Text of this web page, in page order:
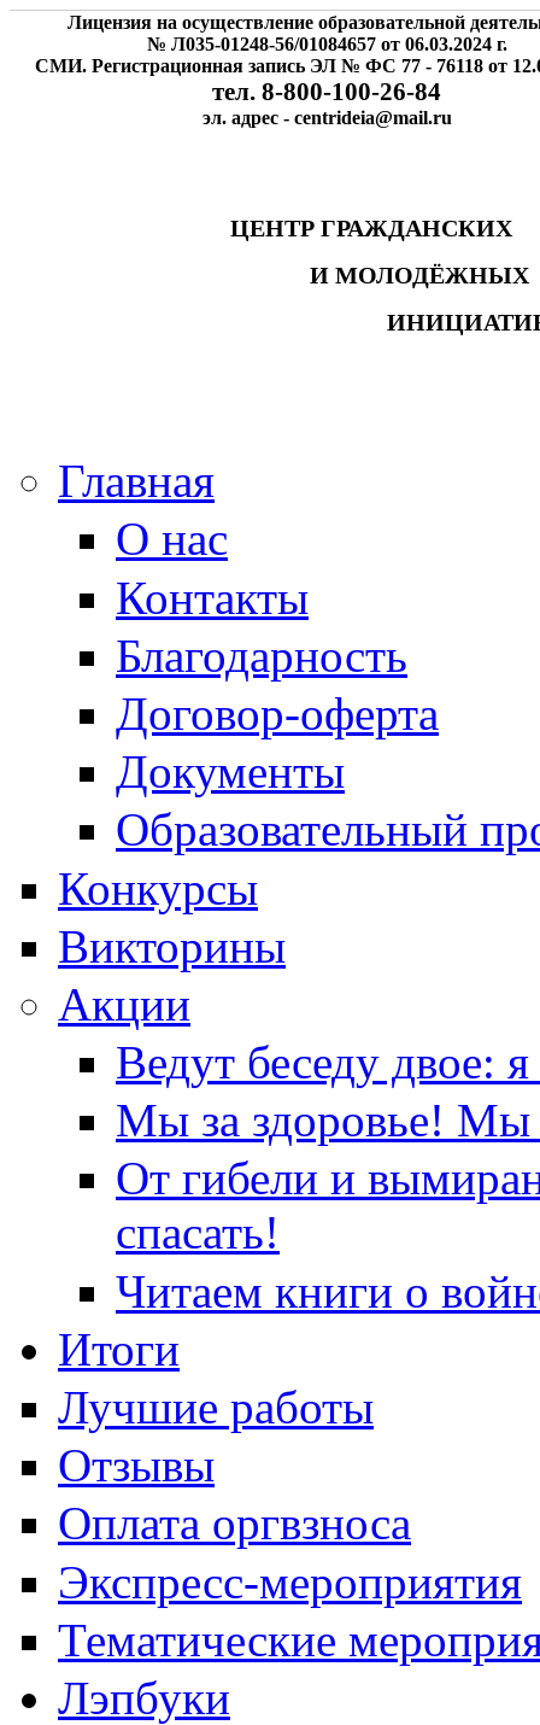
Лицензия на осуществление образовательной
№ Л035-01248-56/01084657 от 06.03.2024 г.
СМИ. Регистрационная запись ЭЛ № ФС 77 - 76118 от
тел. 8-800-100-26-84
эл. адрес - centrideia@mail.ru
ЦЕНТР
И
Главная
О нас
Контакты
Благодарность
Договор-оферта
Документы
Образовательный
Конкурсы
Викторины
Акции
Ведут беседу двое:
Мы за здоровье! Мы
От гибели и
спасать!
Читаем книги о
Итоги
Лучшие работы
Отзывы
Оплата оргвзноса
Экспресс-мероприятия
Тематические
Лэпбуки